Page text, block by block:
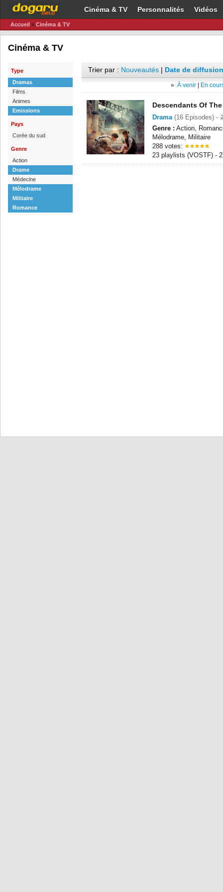
Cinéma & TV Personnalités Vidéos
Accueil » Cinéma & TV
Cinéma & TV
Type
Dramas
Films
Animes
Emissions
Pays
Corée du sud
Genre
Action
Drame
Médecine
Mélodrame
Militaire
Romance
Trier par : Nouveautés | Date de
» À venir En
Descendants Of
Drama(16 Episodes) -
Genre : Action,
Mélodrame, Militaire
288 votes:
23 playlists (VOSTF) -